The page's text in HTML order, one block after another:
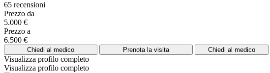
65 recensioni
Prezzo da
5.000 €
Prezzo a
6.500 €
Chiedi al medico Prenota la visita Chiedi al medico
Visualizza profilo completo
Visualizza profilo completo